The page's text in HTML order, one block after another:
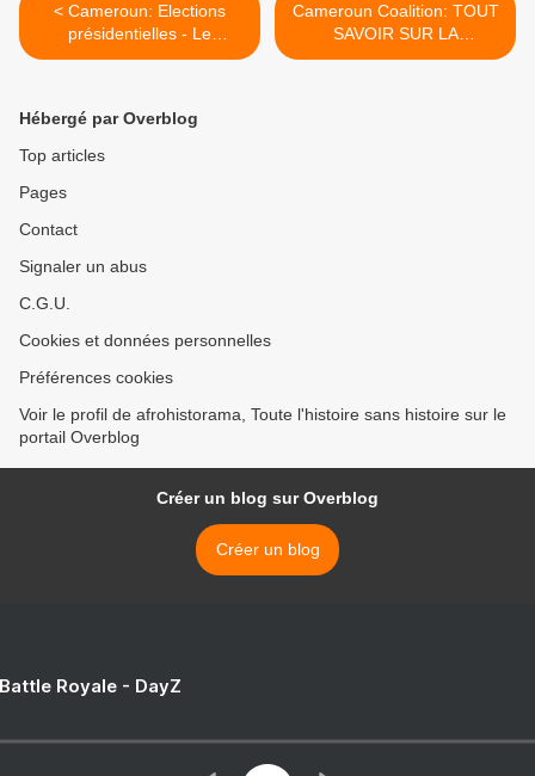
< Cameroun: Elections
présidentielles - Le
Rassembleur des forces du
Cameroun Coalition: TOUT
SAVOIR SUR LA
RENCONTRE DE
Hébergé par Overblog
Top articles
Pages
Contact
Signaler un abus
C.G.U.
Cookies et données personnelles
Préférences cookies
Voir le profil de afrohistorama, Toute l'histoire sans histoire sur le
portail Overblog
Créer un blog sur Overblog
Créer un blog
Royale - DayZ